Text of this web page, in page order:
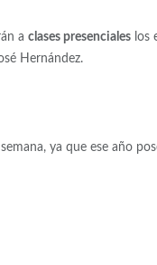
a clases presencialeslos
Hernández.
ya que ese año